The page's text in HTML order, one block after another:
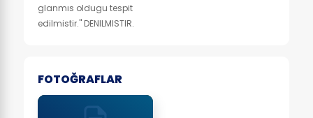
glanmıs oldugu tespit
edilmistir." DENILMISTIR.
FOTOĞRAFLAR